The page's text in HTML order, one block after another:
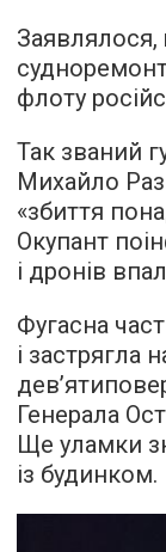
флоту
Так званий
Михайло
«збиття
Окупант
і дронів
Фугасна
і застрягла
Генерала
Ще уламки
із будинком.